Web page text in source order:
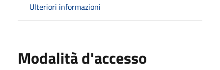
Ulteriori informazioni
Modalità d'accesso